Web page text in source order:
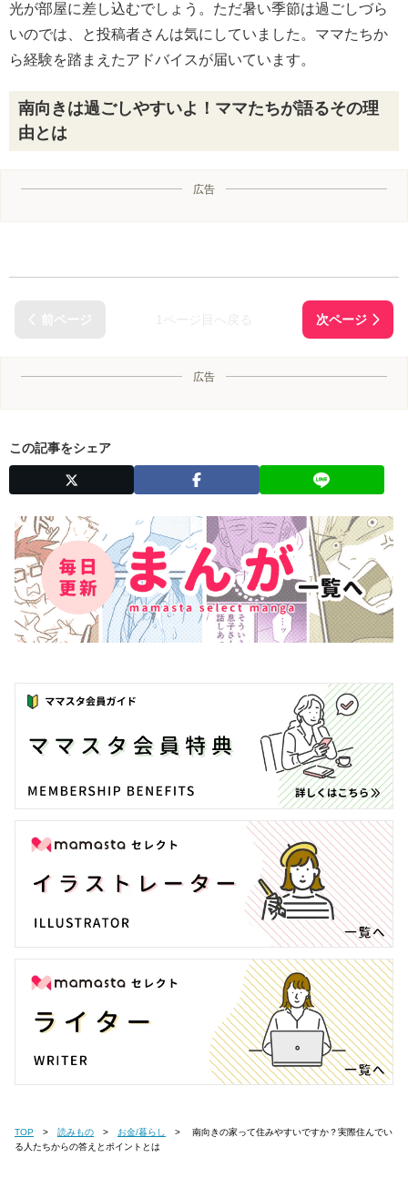
光が部屋に差し込むでしょう。ただ暑い季節は過ごしづら
いのでは、と投稿者さんは気にしていました。ママたちか
ら経験を踏まえたアドバイスが届いています。
南向きは過ごしやすいよ！ママたちが語るその理
由とは
広告
広告
この記事をシェア
TOP 読みもの お金/暮らし
る人たちからの答えとポイントとは